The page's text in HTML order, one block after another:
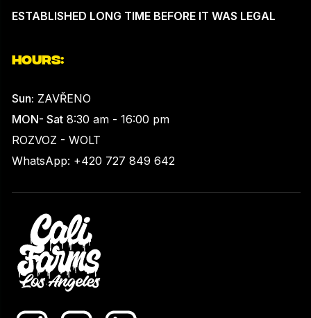
ESTABLISHED LONG TIME BEFORE IT WAS LEGAL
HOURS:
Sun: ZAVŘENO
MON- Sat 8:30 am - 16:00 pm
ROZVOZ - WOLT
WhatsApp: +420 727 849 642